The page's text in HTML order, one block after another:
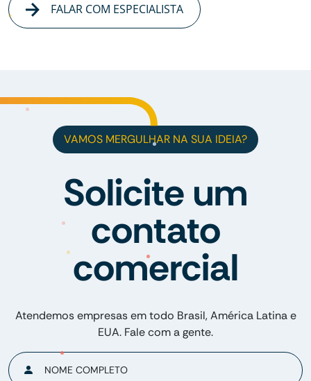
FALAR COM ESPECIALISTA
VAMOS MERGULHAR NA SUA IDEIA?
Solicite um
contato
comercial
Atendemos empresas em todo Brasil, América Latina e
EUA. Fale com a gente.
NOME COMPLETO